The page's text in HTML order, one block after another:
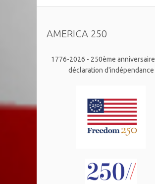
AMERICA 250
1776-2026 - 250ème
déclaration d'indépendance